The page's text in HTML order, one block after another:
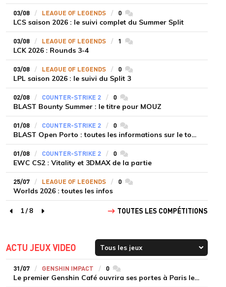
03/08 LEAGUE OF LEGENDS 0commentaires
LCS saison 2026 : le suivi complet du Summer Split
03/08 LEAGUE OF LEGENDS 1 commentaires
LCK 2026 : Rounds 3-4
03/08 LEAGUE OF LEGENDS 0commentaires
LPL saison 2026 : le suivi du Split 3
02/08 COUNTER-STRIKE 2 0commentaires
BLAST Bounty Summer : le titre pour MOUZ
01/08 COUNTER-STRIKE 2 0commentaires
BLAST Open Porto : toutes les informations sur le tournoi
01/08 COUNTER-STRIKE 2 0commentaires
EWC CS2 : Vitality et 3DMAX de la partie
25/07 LEAGUE OF LEGENDS 0commentaires
Worlds 2026 : toutes les infos
page précédente
1/8
page suivante
TOUTES LES COMPÉTITIONS
ACTU JEUX VIDEO
31/07 GENSHIN IMPACT 0commentaires
Le premier Genshin Café ouvrira ses portes à Paris le 14 août